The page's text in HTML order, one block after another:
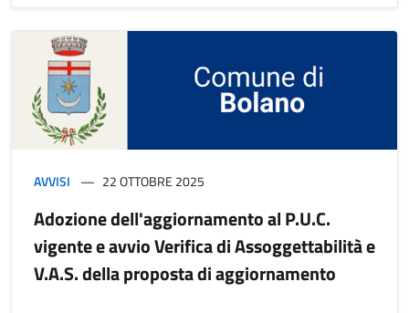
AVVISI 22 OTTOBRE 2025
Adozione dell'aggiornamento al P.U.C.
vigente e avvio Verifica di Assoggettabilità e
V.A.S. della proposta di aggiornamento